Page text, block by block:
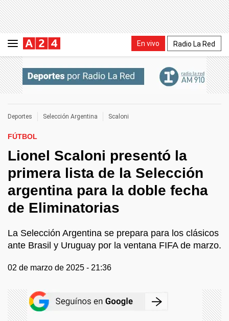
En vivo Radio La Red
Deportes Selección Argentina Scaloni
FÚTBOL
Lionel Scaloni presentó la
primera lista de la Selección
argentina para la doble fecha
de Eliminatorias
La Selección Argentina se prepara para los clásicos
ante Brasil y Uruguay por la ventana FIFA de marzo.
02 de marzo de 2025 - 21:36